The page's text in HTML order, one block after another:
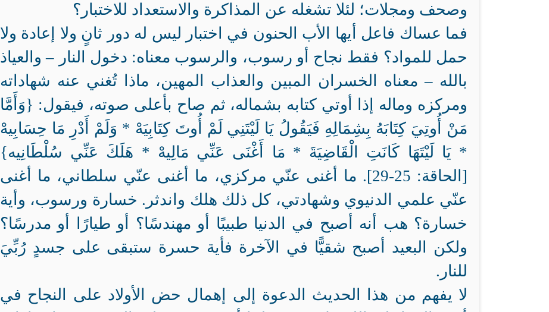
وصحف ومجلات؛ لئلا تشغله عن المذاكرة والاستعداد للاختبار؟
فما عساك فاعل أيها الأب الحنون في اختبار ليس له دور ثانٍ ولا إعادة ولا
حمل للمواد؟ فقط نجاح أو رسوب، والرسوب معناه: دخول النار – والعياذ
بالله – معناه الخسران المبين والعذاب المهين، ماذا تُغني عنه شهاداته
ومركزه وماله إذا أوتي كتابه بشماله، ثم صاح بأعلى صوته، فيقول: {وَأَمَّا
مَنْ أُوتِيَ كِتَابَهُ بِشِمَالِهِ فَيَقُولُ يَا لَيْتَنِي لَمْ أُوتَ كِتَابِيَهْ * وَلَمْ أَدْرِ مَا حِسَابِيهْ
* يَا لَيْتَهَا كَانَتِ الْقَاضِيَةَ * مَا أَغْنَى عَنِّي مَالِيهْ * هَلَكَ عَنِّي سُلْطَانِيه}
[الحاقة: 25-29]. ما أغنى عنّي مركزي، ما أغنى عنّي سلطاني، ما أغنى
عنّي علمي الدنيوي وشهادتي، كل ذلك هلك واندثر. خسارة ورسوب، وأية
خسارة؟ هب أنه أصبح في الدنيا طبيبًا أو مهندسًا؟ أو طيارًا أو مدرسًا؟
ولكن البعيد أصبح شقيًّا في الآخرة فأية حسرة ستبقى على جسدٍ رُبِّيَ
للنار.
لا يفهم من هذا الحديث الدعوة إلى إهمال حض الأولاد على النجاح في